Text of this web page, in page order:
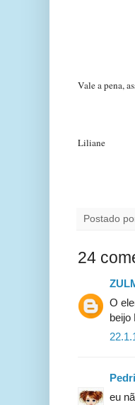
Vale a pena,
Liliane
Postado
24
O
beijo
eu